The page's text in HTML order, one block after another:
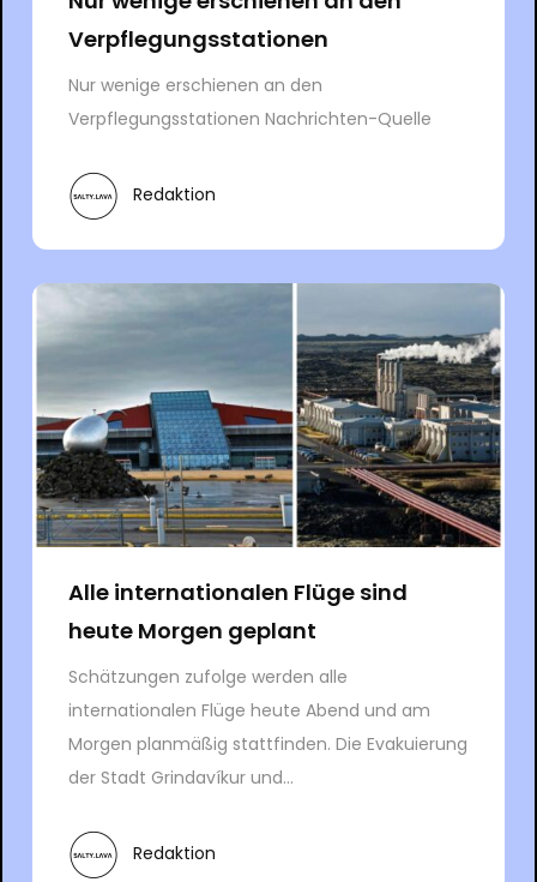
Verpflegungsstationen
Nur wenige erschienen an den
Verpflegungsstationen Nachrichten-Quelle
Redaktion
Alle internationalen Flüge sind
heute Morgen geplant
Schätzungen zufolge werden alle
internationalen Flüge heute Abend und am
Morgen planmäßig stattfinden. Die Evakuierung
der Stadt Grindavíkur und...
Redaktion